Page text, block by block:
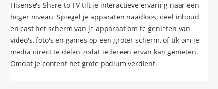
Hisense's Share to TV tilt je interactieve ervaring naar een
hoger niveau. Spiegel je apparaten naadloos, deel inhoud
en cast het scherm van je apparaat om te genieten van
video's, foto's en games op een groter scherm, of tik om je
media direct te delen zodat iedereen ervan kan genieten.
Omdat je content het grote podium verdient.